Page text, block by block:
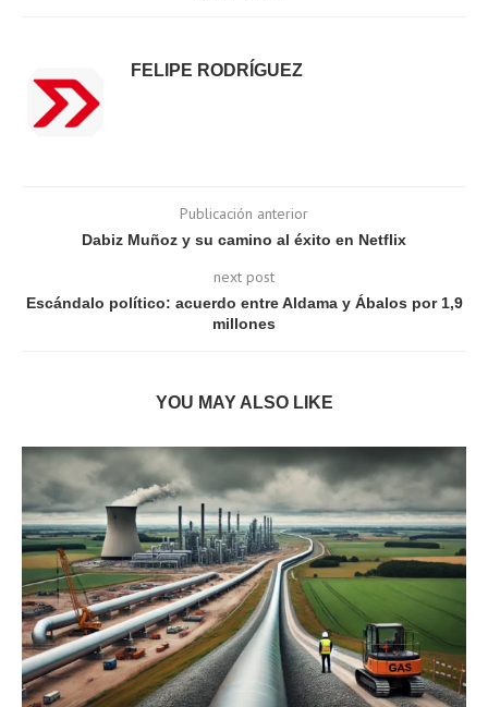
FELIPE RODRÍGUEZ
Publicación anterior
Dabiz Muñoz y su camino al éxito en Netflix
next post
Escándalo político: acuerdo entre Aldama y Ábalos por 1,9
millones
YOU MAY ALSO LIKE